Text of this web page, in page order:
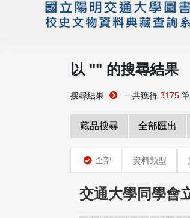
以 "" 的搜尋結果
搜尋結果 一共獲得 3175
藏品搜尋 全部匯出
全部 資料類型
交通大學同學會